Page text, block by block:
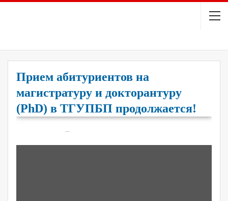
Прием абитуриентов на
магистратуру и докторантуру
(PhD) в ТГУПБП продолжается!